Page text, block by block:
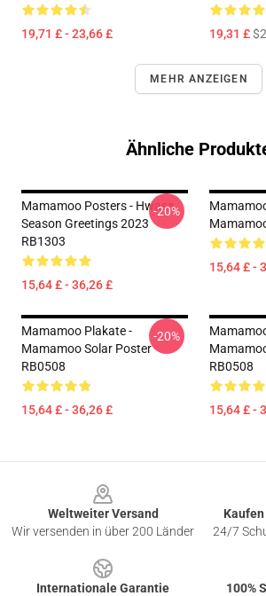
19,71 £ - 23,66 £ 19,31 £
MEHR ANZEIGEN
Ähnliche
Mamamoo Posters - Hwasa
Season Greetings 2023
RB1303
15,64 £ - 36,26 £
-20%
15,64 £ -
Mamamoo Plakate -
Mamamoo Solar Poster
RB0508
15,64 £ - 36,26 £
-20%
RB0508
15,64 £ -
Weltweiter Versand
Wir versenden in über 200 Länder
24/7
Internationale Garantie
100%